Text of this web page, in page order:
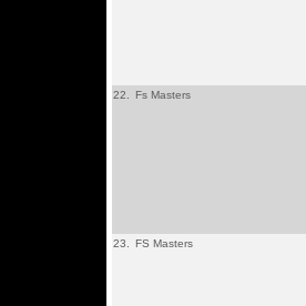
22. Fs Masters
23. FS Masters